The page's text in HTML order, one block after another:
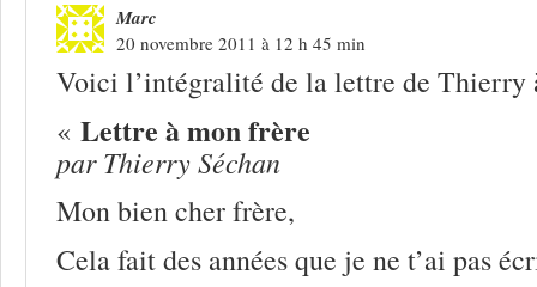
Marc
20 novembre 2011 à 12 h 45 min
Voici l’intégralité de la lettre de Thierry
« Lettre à mon frère
par Thierry Séchan
Mon bien cher frère,
Cela fait des années que je ne t’ai pas